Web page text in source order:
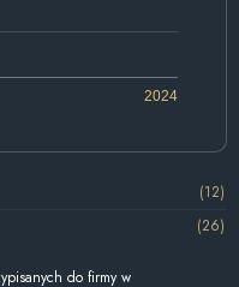
2024
(12)
(26)
do firmy w